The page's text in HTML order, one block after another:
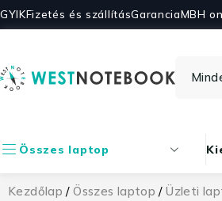
GYIKFizetés és szállításGaranciaMBH
Összes laptop
Kezdőlap /Összes laptop /Üzleti